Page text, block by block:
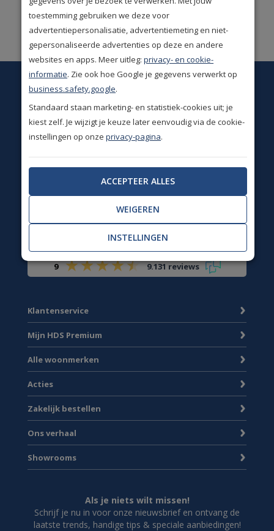
Ruime keus. Meer dan
50.000 woonproducten!
Op dit moment is onze
klantenservice gesloten.
Wij zijn weer bereikbaar van ma t/m vr 09.00 tot 13.00
uur.
+31(0)85 888 3671
9 9.131 reviews
Klantenservice
Mijn HDS Premium
Alle woonmerken
Acties
Zakelijk bestellen
Ons verhaal
Showrooms
Als je niets wilt missen!
Schrijf je nu in voor onze nieuwsbrief en ontvang de
laatste trends, handige tips & speciale aanbiedingen!
toestemming gebruiken we deze voor
advertentiepersonalisatie, advertentiemeting en niet-
gepersonaliseerde advertenties op deze en andere
websites en apps. Meer uitleg:privacy- en cookie-
informatie. Zie ook hoe Google je gegevens verwerkt op
business.safety.google.
Standaard staan marketing- en statistiek-cookies uit; je
kiest zelf. Je wijzigt je keuze later eenvoudig via de cookie-
instellingen op onzeprivacy-pagina.
ACCEPTEER ALLES
WEIGEREN
INSTELLINGEN